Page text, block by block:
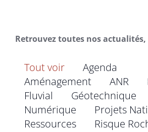
Retrouvez toutes nos actualités,
Tout voir
Agenda
Aménagement
ANR
Fluvial
Géotechnique
Numérique
Projets
Ressources
Risque